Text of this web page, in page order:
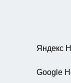
Яндекс
Google